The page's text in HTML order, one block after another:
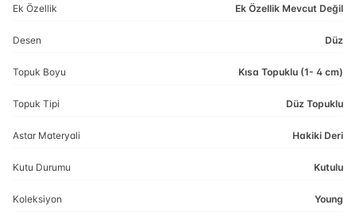
Ek Özellik Ek Özellik Mevcut Değil
Desen Düz
Topuk Boyu Kısa Topuklu (1- 4 cm)
Topuk Tipi Düz Topuklu
Astar Materyali Hakiki Deri
Kutu Durumu Kutulu
Koleksiyon Young